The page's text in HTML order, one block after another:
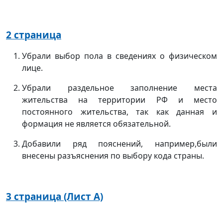
2 страница
Убрали выбор пола в сведениях о физическом
лице.
Убрали раздельное заполнение места
жительства на территории РФ и место
постоянного жительства, так как данная и
формация не является обязательной.
Добавили ряд пояснений, например,были
внесены разъяснения по выбору кода страны.
3 страница (Лист А)